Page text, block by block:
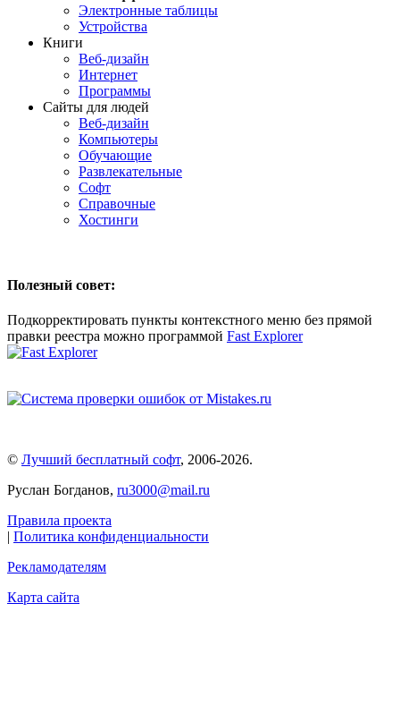
Электронные таблицы
Устройства
Книги
Веб-дизайн
Интернет
Программы
Сайты для людей
Веб-дизайн
Компьютеры
Обучающие
Развлекательные
Софт
Справочные
Хостинги
Полезный совет:
Подкорректировать пункты контекстного меню без прямой
правки реестра можно программой Fast Explorer
© Лучший бесплатный софт, 2006-2026.
Руслан Богданов, ru3000@mail.ru
Правила проекта
| Политика конфиденциальности
Рекламодателям
Карта сайта